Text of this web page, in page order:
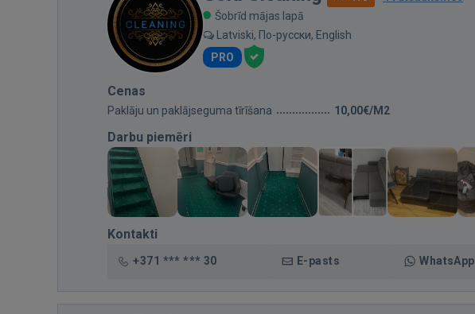
Šobrīd mājas lapā
Latviski, По-русски, English
PRO
Cenas
Paklāju un paklājseguma tīrīšana 10,00€/M2
Darbu piemēri
Kontakti
+371 *** *** 30 E-pasts WhatsApp